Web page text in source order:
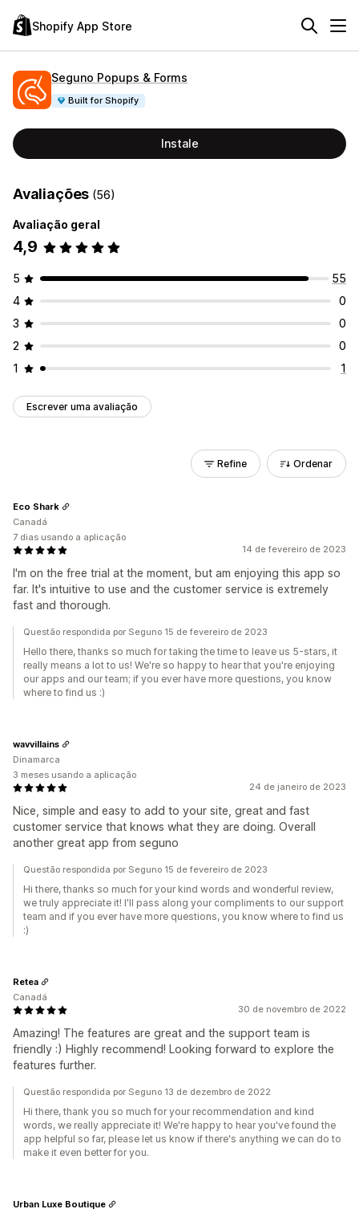
Shopify App Store
Seguno Popups & Forms
Built for Shopify
Instale
Avaliações (56)
Avaliação geral
4,9
5
55
4
0
3
0
2
0
1
1
Escrever uma avaliação
Refine Ordenar
14 de fevereiro de 2023
I'm on the free trial at the moment, but am enjoying this app so
far. It's intuitive to use and the customer service is extremely
fast and thorough.
Eco Shark
Canadá
7 dias usando a aplicação
Questão respondida por Seguno 15 de fevereiro de 2023
Hello there, thanks so much for taking the time to leave us 5-stars, it
really means a lot to us! We're so happy to hear that you're enjoying
our apps and our team; if you ever have more questions, you know
where to find us :)
24 de janeiro de 2023
Nice, simple and easy to add to your site, great and fast
customer service that knows what they are doing. Overall
another great app from seguno
wavvillains
Dinamarca
3 meses usando a aplicação
Questão respondida por Seguno 15 de fevereiro de 2023
Hi there, thanks so much for your kind words and wonderful review,
we truly appreciate it! I'll pass along your compliments to our support
team and if you ever have more questions, you know where to find us
:)
30 de novembro de 2022
Amazing! The features are great and the support team is
friendly :) Highly recommend! Looking forward to explore the
features further.
Retea
Canadá
Questão respondida por Seguno 13 de dezembro de 2022
Hi there, thank you so much for your recommendation and kind
words, we really appreciate it! We're happy to hear you've found the
app helpful so far, please let us know if there's anything we can do to
make it even better for you.
Urban Luxe Boutique